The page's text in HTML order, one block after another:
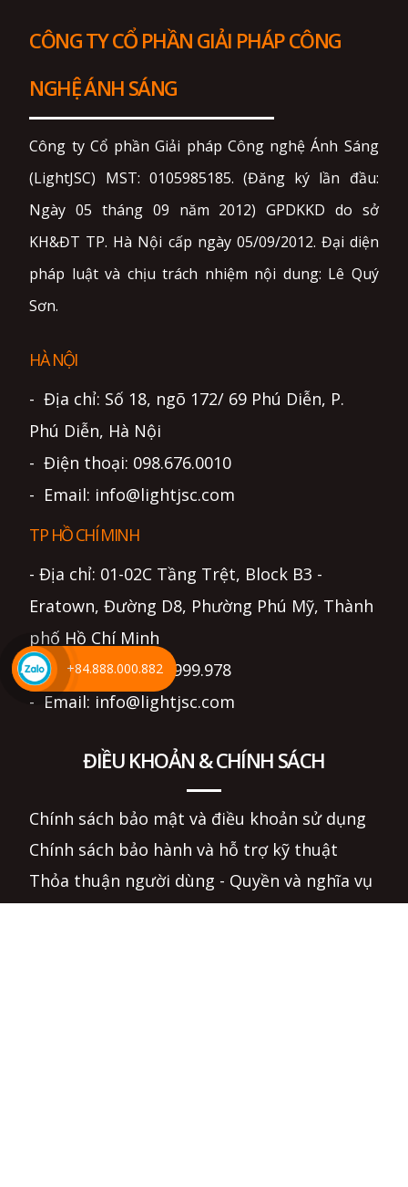
CÔNG TY CỔ PHẦN GIẢI PHÁP CÔNG
NGHỆ ÁNH SÁNG
Công ty Cổ phần Giải pháp Công nghệ Ánh Sáng
(LightJSC) MST: 0105985185. (Đăng ký lần đầu:
Ngày 05 tháng 09 năm 2012) GPDKKD do sở
KH&ĐT TP. Hà Nội cấp ngày 05/09/2012. Đại diện
pháp luật và chịu trách nhiệm nội dung: Lê Quý
Sơn.
HÀ NỘI
- Địa chỉ: Số 18, ngõ 172/ 69 Phú Diễn, P.
Phú Diễn, Hà Nội
- Điện thoại: 098.676.0010
- Email: info@lightjsc.com
TP HỒ CHÍ MINH
- Địa chỉ: 01-02C Tầng Trệt, Block B3 -
Eratown, Đường D8, Phường Phú Mỹ, Thành
phố Hồ Chí Minh
- Điện thoại: 0799.999.978
- Email: info@lightjsc.com
ĐIỀU KHOẢN & CHÍNH SÁCH
Chính sách bảo mật và điều khoản sử dụng
Chính sách bảo hành và hỗ trợ kỹ thuật
Thỏa thuận người dùng - Quyền và nghĩa vụ
+84.888.000.882